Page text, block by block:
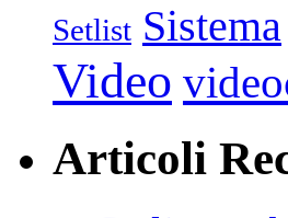
Setlist Sistema
Video
Articoli